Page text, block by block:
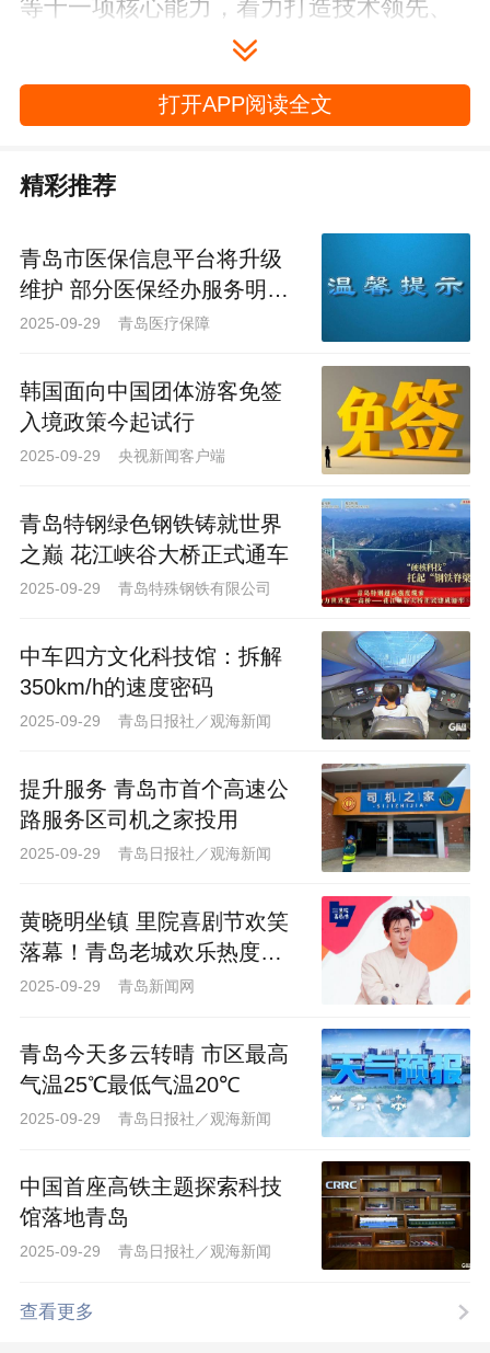
等十一项核心能力，着力打造技术领先、
专业突出、辐射力强的区域公共卫生平
领、数据驱动、学科支撑、技术赋能”四维
搭建智慧流调、一体化防控等平台，实现
传染病预警响应从“天”缩短至“小时”。实验
室核酸检测日能力达2．2万管，基因测序
观海新闻记者 黄飞 通讯员 杨本付）
打开APP阅读全文
精彩推荐
青岛市医保信息平台将升级
维护 部分医保经办服务明起
暂停
2025-09-29 青岛医疗保障
韩国面向中国团体游客免签
入境政策今起试行
2025-09-29 央视新闻客户端
青岛特钢绿色钢铁铸就世界
之巅 花江峡谷大桥正式通车
2025-09-29 青岛特殊钢铁有限公司
中车四方文化科技馆：拆解
350km/h的速度密码
2025-09-29 青岛日报社／观海新闻
提升服务 青岛市首个高速公
路服务区司机之家投用
2025-09-29 青岛日报社／观海新闻
黄晓明坐镇 里院喜剧节欢笑
落幕！青岛老城欢乐热度再
升级
2025-09-29 青岛新闻网
青岛今天多云转晴 市区最高
气温25℃最低气温20℃
2025-09-29 青岛日报社／观海新闻
中国首座高铁主题探索科技
馆落地青岛
2025-09-29 青岛日报社／观海新闻
查看更多